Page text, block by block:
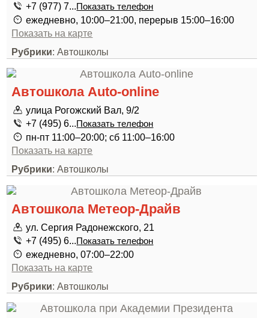
+7 (977) 7...Показать телефон
ежедневно, 10:00–21:00, перерыв 15:00–16:00
Показать на карте
Рубрики: Автошколы
Автошкола Auto-online
улица Рогожский Вал, 9/2
+7 (495) 6...Показать телефон
пн-пт 11:00–20:00; сб 11:00–16:00
Показать на карте
Рубрики: Автошколы
Автошкола Метеор-Драйв
ул. Сергия Радонежского, 21
+7 (495) 6...Показать телефон
ежедневно, 07:00–22:00
Показать на карте
Рубрики: Автошколы